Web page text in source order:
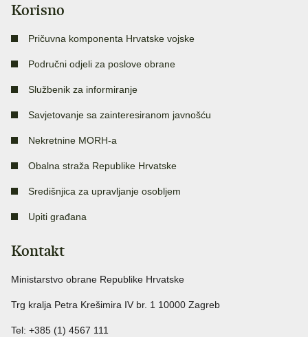
Korisno
Pričuvna komponenta Hrvatske vojske
Područni odjeli za poslove obrane
Službenik za informiranje
Savjetovanje sa zainteresiranom javnošću
Nekretnine MORH-a
Obalna straža Republike Hrvatske
Središnjica za upravljanje osobljem
Upiti građana
Kontakt
Ministarstvo obrane Republike Hrvatske
Trg kralja Petra Krešimira IV br. 1 10000 Zagreb
Tel: +385 (1) 4567 111